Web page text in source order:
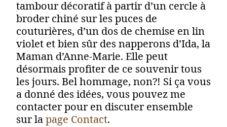
tambour décoratif à partir d’un cercle à
broder chiné sur les puces de
couturières, d’un dos de chemise en lin
violet et bien sûr des napperons d’Ida, la
Maman d’Anne-Marie. Elle peut
désormais profiter de ce souvenir tous
les jours. Bel hommage, non?! Si ça vous
a donné des idées, vous pouvez me
contacter pour en discuter ensemble
sur lapage Contact.